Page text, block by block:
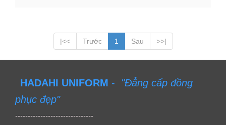
|<< Trước 1 Sau >>|
HADAHI UNIFORM - "Đẳng cấp đồng
phục đẹp"
-------------------------------